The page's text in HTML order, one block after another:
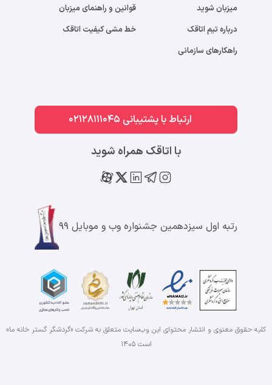
میزبان شوید
درباره تیم اتاقک
راهکارهای سازمانی
قوانین و راهنمای میزبان
خط مشی کیفیت اتاقک
ارتباط با پشتیبانی 02128111045
با اتاقک همراه شوید
رتبه اول سیزدهمین جشنواره وب و موبایل ۹۹
کلیه حقوق معنوی و انتشار محتوای این وب‌سایت متعلق به شرکت «گردشگر گستر خانه ما»
است۱۴۰۵